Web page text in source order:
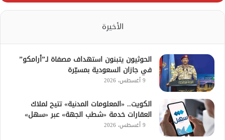
الأخيرة
الحوثيون يتبنون استهداف مصفاة لـ”أرامكو”
في جازان السعودية بمسيّرة
9 أغسطس، 2026
الكويت.. «المعلومات المدنية» تتيح لملاك
العقارات خدمة «شطب الجهة» عبر «سهل»
9 أغسطس، 2026